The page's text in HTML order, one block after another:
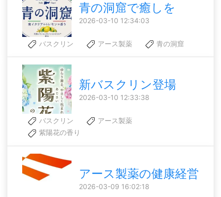
青の洞窟で癒しを
2026-03-10 12:34:03
バスクリン アース製薬 青の洞窟
新バスクリン登場
2026-03-10 12:33:38
バスクリン
アース製薬
紫陽花の香り
アース製薬の健康経営
2026-03-09 16:02:18